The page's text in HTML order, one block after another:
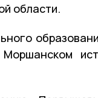
области.